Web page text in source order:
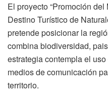
El proyecto “Promoción
Destino Turístico de
pretende posicionar la
combina biodiversidad,
estrategia contempla el
medios de comunicación
territorio.